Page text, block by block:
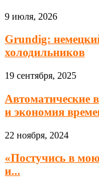
9 июля, 2026
Grundig:
холодильников
19 сентября, 2025
Автоматические
и экономия
22 ноября, 2024
«Постучись в
и...